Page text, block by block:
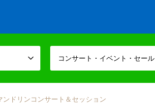
コンサート・イベント・セール
ドリンコンサート＆セッション